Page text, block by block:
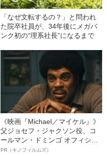
「なぜ文転するの？」と問われ
た院卒社員が、34年後にメガバ
ンク初の“理系社長”になるまで
《映画『Michael／マイケル』》
父ジョセフ・ジャクソン役、コ
ールマン・ドミンゴ オフィシャ
ルインタビュー“観客を魅了した
PR（キノフィルムズ）